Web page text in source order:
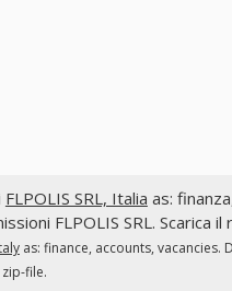
FLPOLIS SRL, Italia as:
FLPOLIS SRL. Scarica
as: finance, accounts, vacancies.
zip-file.